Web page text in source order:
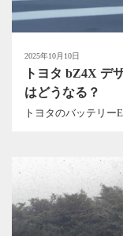
2025年10月10日
トヨタ bZ4X デ
はどうなる？
トヨタのバッテリー